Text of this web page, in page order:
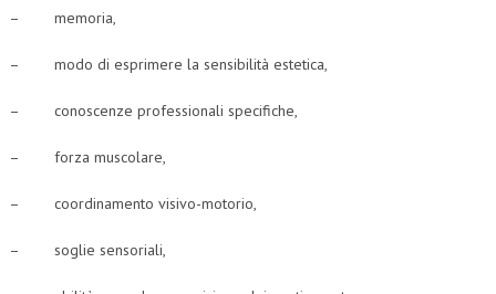
– memoria,
– modo di esprimere la sensibilità estetica,
– conoscenze professionali specifiche,
– forza muscolare,
– coordinamento visivo-motorio,
– soglie sensoriali,